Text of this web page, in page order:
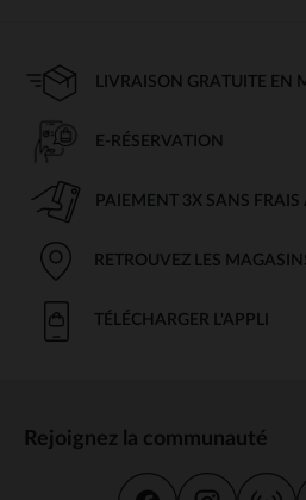
LIVRAISON GRATUITE EN
E-RÉSERVATION
PAIEMENT 3X SANS
RETROUVEZ LES
TÉLÉCHARGER L'APPLI
Rejoignez la communauté